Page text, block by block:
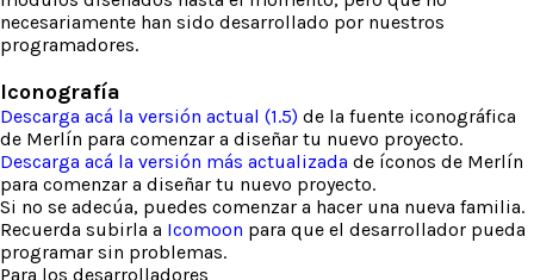
necesariamente han sido desarrollado por nuestros
programadores.
Iconografía
Descarga acá la versión actual (1.5) de la fuente iconográfica
de Merlín para comenzar a diseñar tu nuevo proyecto.
Descarga acá la versión más actualizada de íconos de Merlín
para comenzar a diseñar tu nuevo proyecto.
Si no se adecúa, puedes comenzar a hacer una nueva familia.
Recuerda subirla a Icomoon para que el desarrollador pueda
programar sin problemas.
Para los desarrolladores